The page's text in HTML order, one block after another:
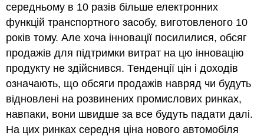
середньому в 10 разів більше електронних
функцій транспортного засобу, виготовленого 10
років тому. Але хоча інновації посилилися, обсяг
продажів для підтримки витрат на цю інновацію
продукту не здійснився. Тенденції цін і доходів
означають, що обсяги продажів навряд чи будуть
відновлені на розвинених промислових ринках,
навпаки, вони швидше за все будуть падати далі.
На цих ринках середня ціна нового автомобіля